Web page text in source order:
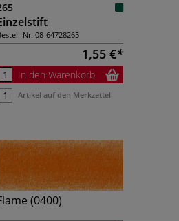
Nr. 08-64728265
1,55 €
In den Warenkorb
Artikel auf den Merkzettel
(0400)